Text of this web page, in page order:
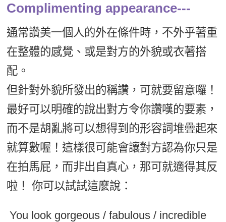
Complimenting appearance---
通常讚美一個人的外在條件時，不外乎著重
在整體的感覺、或是對方的外貌或衣著搭
配。
但針對外貌所發出的稱讚，可就要留意囉！
最好可以明確的說出對方令你讚嘆的要素，
而不是胡亂將可以想得到的形容詞堆疊起來
就算數喔！這樣很可能會讓對方認為你只是
在拍馬屁，而非出自真心，那可就適得其反
啦！ 你可以試試這麼說：
You look gorgeous / fabulous / incredible